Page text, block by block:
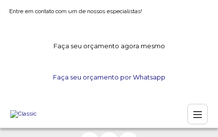
Entre em contato com um de nossos especialistas!
Faça seu orçamento agora mesmo
Faça seu orçamento por Whatsapp